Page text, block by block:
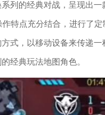
列的经典对战，呈现出一
特点充分结合，进行了定
式，以移动设备来传递一
经典玩法地图角色。